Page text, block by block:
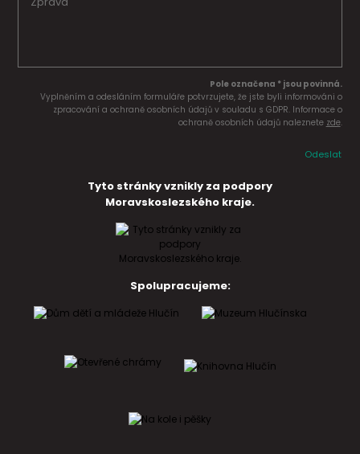
Pole označena * jsou povinná.
Vyplněním a odesláním formuláře potvrzujete, že jste byli informováni o
zpracování a ochraně osobních údajů v souladu s GDPR. Informace o
ochraně osobních údajů naleznete zde.
Odeslat
Tyto stránky vznikly za podpory
Moravskoslezského kraje.
Spolupracujeme: